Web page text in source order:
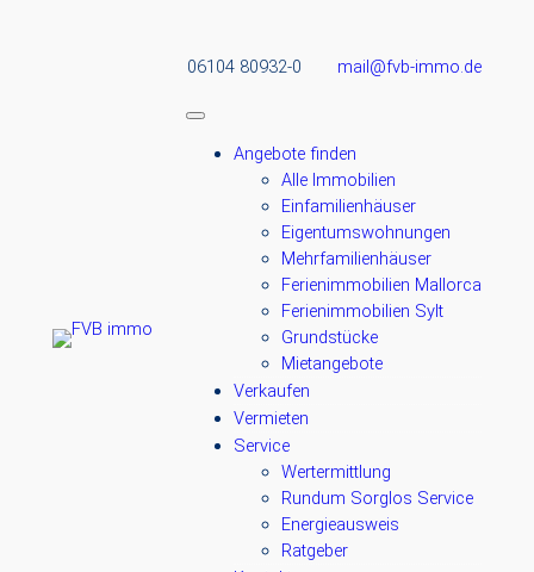
06104 80932-0 mail@fvb-immo.de
Angebote finden
Alle Immobilien
Einfamilienhäuser
Eigentumswohnungen
Mehrfamilienhäuser
Ferienimmobilien Mallorca
Ferienimmobilien Sylt
Grundstücke
Mietangebote
Verkaufen
Vermieten
Service
Wertermittlung
Rundum Sorglos Service
Energieausweis
Ratgeber